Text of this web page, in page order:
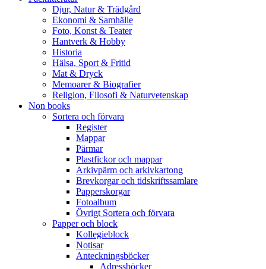
Djur, Natur & Trädgård
Ekonomi & Samhälle
Foto, Konst & Teater
Hantverk & Hobby
Historia
Hälsa, Sport & Fritid
Mat & Dryck
Memoarer & Biografier
Religion, Filosofi & Naturvetenskap
Non books
Sortera och förvara
Register
Mappar
Pärmar
Plastfickor och mappar
Arkivpärm och arkivkartong
Brevkorgar och tidskriftssamlare
Papperskorgar
Fotoalbum
Övrigt Sortera och förvara
Papper och block
Kollegieblock
Notisar
Anteckningsböcker
Adressböcker